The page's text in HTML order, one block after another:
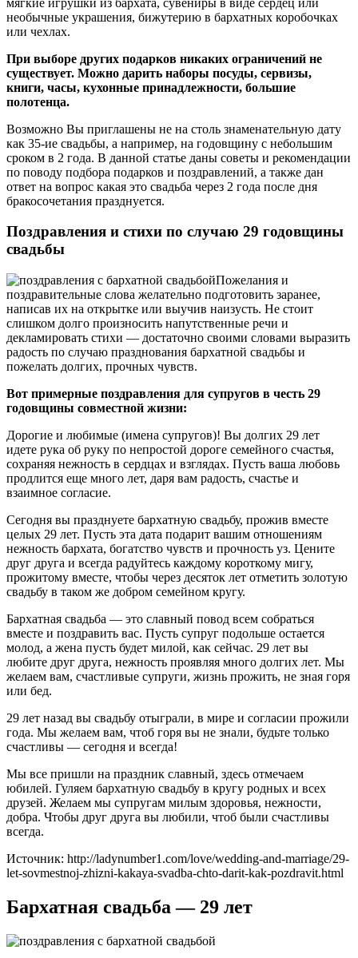
необычные украшения, бижутерию в бархатных коробочках
или чехлах.
При выборе других подарков никаких ограничений не
существует. Можно дарить наборы посуды, сервизы,
книги, часы, кухонные принадлежности, большие
полотенца.
Возможно Вы приглашены не на столь знаменательную дату
как 35-ие свадьбы, а например, на годовщину с небольшим
сроком в 2 года. В данной статье даны советы и рекомендации
по поводу подбора подарков и поздравлений, а также дан
ответ на вопрос какая это свадьба через 2 года после дня
бракосочетания празднуется.
Поздравления и стихи по случаю 29 годовщины
свадьбы
Пожелания и
поздравительные слова желательно подготовить заранее,
написав их на открытке или выучив наизусть. Не стоит
слишком долго произносить напутственные речи и
декламировать стихи — достаточно своими словами выразить
радость по случаю празднования бархатной свадьбы и
пожелать долгих, прочных чувств.
Вот примерные поздравления для супругов в честь 29
годовщины совместной жизни:
Дорогие и любимые (имена супругов)! Вы долгих 29 лет
идете рука об руку по непростой дороге семейного счастья,
сохраняя нежность в сердцах и взглядах. Пусть ваша любовь
продлится еще много лет, даря вам радость, счастье и
взаимное согласие.
Сегодня вы празднуете бархатную свадьбу, прожив вместе
целых 29 лет. Пусть эта дата подарит вашим отношениям
нежность бархата, богатство чувств и прочность уз. Цените
друг друга и всегда радуйтесь каждому короткому мигу,
прожитому вместе, чтобы через десяток лет отметить золотую
свадьбу в таком же добром семейном кругу.
Бархатная свадьба — это славный повод всем собраться
вместе и поздравить вас. Пусть супруг подольше остается
молод, а жена пусть будет милой, как сейчас. 29 лет вы
любите друг друга, нежность проявляя много долгих лет. Мы
желаем вам, счастливые супруги, жизнь прожить, не зная горя
или бед.
29 лет назад вы свадьбу отыграли, в мире и согласии прожили
года. Мы желаем вам, чтоб горя вы не знали, будьте только
счастливы — сегодня и всегда!
Мы все пришли на праздник славный, здесь отмечаем
юбилей. Гуляем бархатную свадьбу в кругу родных и всех
друзей. Желаем мы супругам милым здоровья, нежности,
добра. Чтобы друг друга вы любили, чтоб были счастливы
всегда.
Источник: http://ladynumber1.com/love/wedding-and-marriage/29-
let-sovmestnoj-zhizni-kakaya-svadba-chto-darit-kak-pozdravit.html
Бархатная свадьба — 29 лет